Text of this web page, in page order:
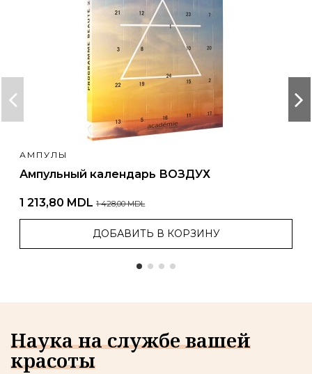
АМПУЛЫ
Ампульный календарь ВОЗДУХ
1 213,80 MDL1 428,00 MDL
ДОБАВИТЬ В КОРЗИНУ
Наука на службе вашей
красоты